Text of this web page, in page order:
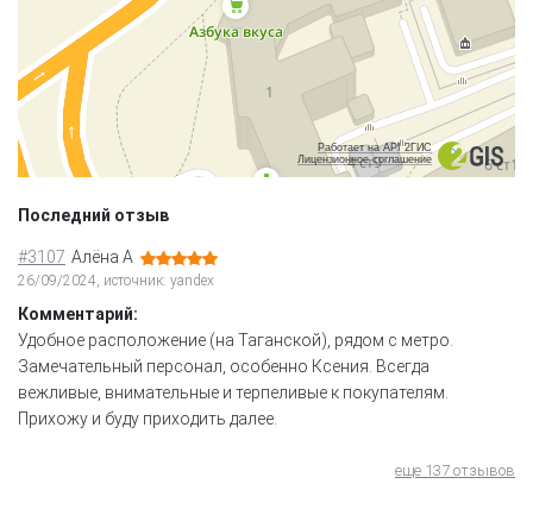
Работает на API 2ГИС
Лицензионное соглашение
Последний отзыв
#3107 Алёна А
26/09/2024, источник: yandex
Комментарий:
Удобное расположение (на Таганской), рядом с метро.
Замечательный персонал, особенно Ксения. Всегда
вежливые, внимательные и терпеливые к покупателям.
Прихожу и буду приходить далее.
еще 137 отзывов